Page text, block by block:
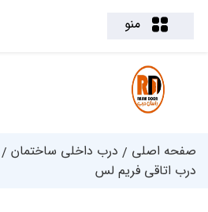
منو
صفحه اصلی درب داخلی ساختمان
درب اتاقی فریم لس